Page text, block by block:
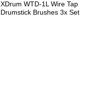
XDrum WTD-1L Wire Tap
Drumstick Brushes 3x Set